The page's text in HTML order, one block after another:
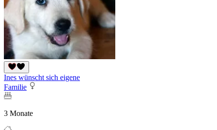
Ines wünscht sich eigene
Familie
3 Monate